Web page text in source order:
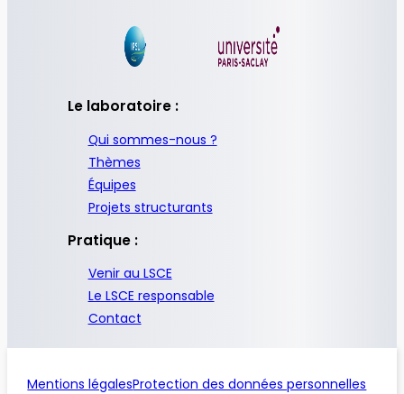
Le laboratoire :
Qui sommes-nous ?
Thèmes
Équipes
Projets structurants
Pratique :
Venir au LSCE
Le LSCE responsable
Contact
Mentions légalesProtection des données personnelles